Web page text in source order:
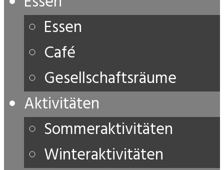
Essen
Café
Gesellschaftsräume
Aktivitäten
Sommeraktivitäten
Winteraktivitäten